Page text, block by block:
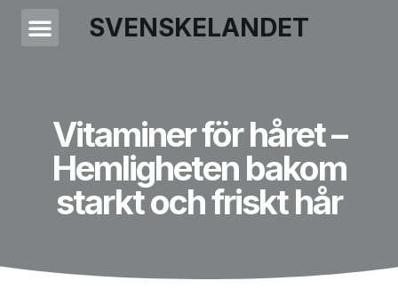
SVENSKELANDET
Vitaminer för håret –
Hemligheten bakom
starkt och friskt hår